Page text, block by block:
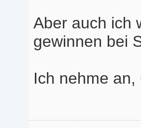
Aber auch ich
gewinnen bei
Ich nehme